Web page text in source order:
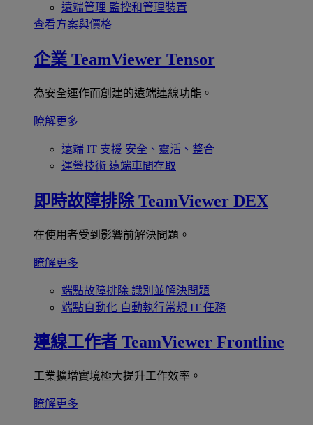
遠端管理 監控和管理裝置
查看方案與價格
企業 TeamViewer Tensor
為安全運作而創建的遠端連線功能。
瞭解更多
遠端 IT 支援 安全、靈活、整合
運營技術 遠端車間存取
即時故障排除 TeamViewer DEX
在使用者受到影響前解決問題。
瞭解更多
端點故障排除 識別並解決問題
端點自動化 自動執行常規 IT 任務
連線工作者 TeamViewer Frontline
工業擴增實境極大提升工作效率。
瞭解更多